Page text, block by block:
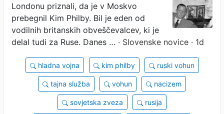
Londonu priznali, da je v Moskvo
prebegnil Kim Philby. Bil je eden od
vodilnih britanskih obveščevalcev, ki je
delal tudi za Ruse. Danes … · Slovenske novice · 1d
hladna vojna kim philby ruski vohun
tajna služba vohun nacizem
sovjetska zveza rusija